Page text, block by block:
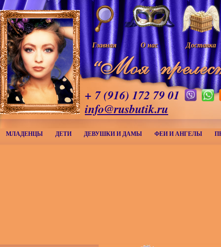
Главная О нас Доставка
+ 7 (916) 172 79 01
info@rusbutik.ru
МЛАДЕНЦЫ ДЕТИ ДЕВУШКИ И ДАМЫ ФЕИ И АНГЕЛЫ